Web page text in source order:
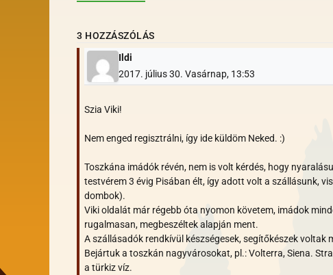
3 HOZZÁSZÓLÁS
Ildi
2017. július 30. Vasárnap, 13:53
Szia Viki!
Nem enged regisztrálni, így ide küldöm Neked. :)
Toszkána imádók révén, nem is volt kérdés, hogy
testvérem 3 évig Pisában élt, így adott volt a szállásunk,
dombok).
Viki oldalát már régebb óta nyomon követem, imádok
rugalmasan, megbeszéltek alapján ment.
A szállásadók rendkívül készségesek, segítőkészek
Bejártuk a toszkán nagyvárosokat, pl.: Volterra, Siena.
a türkiz víz.